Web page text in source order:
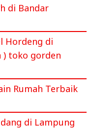
di Bandar
Hordeng di
) toko gorden
Rumah Terbaik
di Lampung